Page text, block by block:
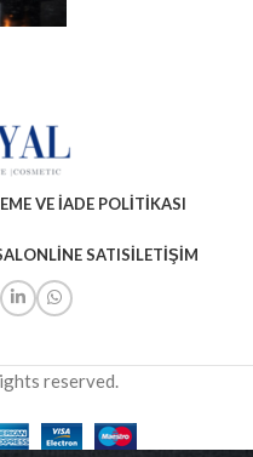
VE İADE POLITIKASI
ONLINE SATISİLETIŞIM
reserved.